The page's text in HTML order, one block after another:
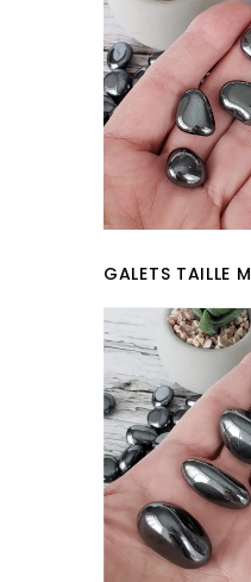
GALETS TAILLE M